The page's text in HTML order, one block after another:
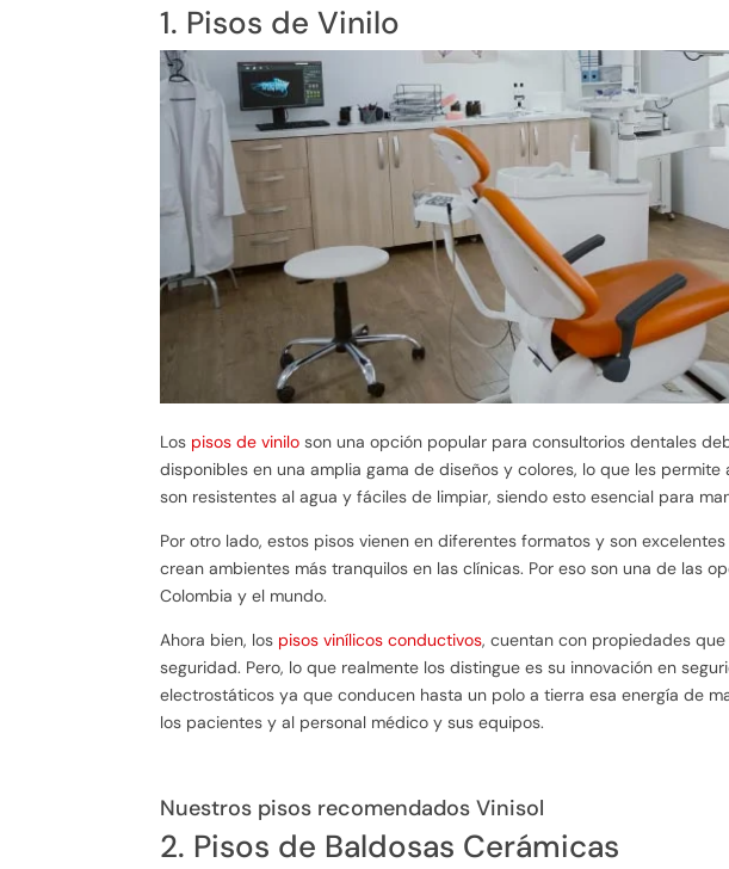
1. Pisos de Vinilo
Los pisos de vinilo son una opción popular para consultorios dentales
disponibles en una amplia gama de diseños y colores, lo que les
son resistentes al agua y fáciles de limpiar, siendo esto esencial para
Por otro lado, estos pisos vienen en diferentes formatos y son
crean ambientes más tranquilos en las clínicas. Por eso son una de las
Colombia y el mundo.
Ahora bien, los pisos vinílicos conductivos, cuentan con propiedades
seguridad. Pero, lo que realmente los distingue es su innovación en
electrostáticos ya que conducen hasta un polo a tierra esa energía de
los pacientes y al personal médico y sus equipos.
Nuestros pisos recomendados Vinisol
2. Pisos de Baldosas Cerámicas